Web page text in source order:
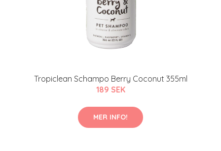
Tropiclean Schampo Berry Coconut 355ml
189 SEK
MER INFO!